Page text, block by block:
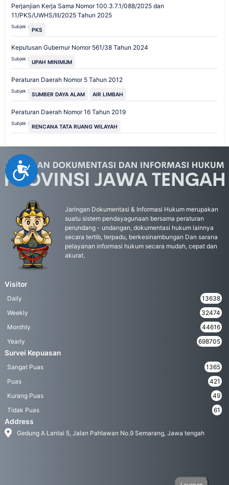
Accessibility
Perjanjian Kerja Sama Nomor 100.3.7.1/088/2025 dan
11/PKS/UWHS/III/2025 Tahun 2025
Subjek : PKS
Keputusan Gubernur Nomor 561/38 Tahun 2024
Subjek : UPAH MINIMUM
Peraturan Daerah Nomor 5 Tahun 2012
Subjek : SUMBER DAYA ALAM AIR LIMBAH
Peraturan Daerah Nomor 16 Tahun 2019
Subjek : RENCANA TATA RUANG WILAYAH
Jaringan Dokumentasi & Informasi Hukum merupakan
suatu sistem pendayagunaan bersama peraturan
perundang - undangan, dokumentasi hukum lainnya
secara tertib, terpadu, berkesinambungan Dan sarana
pelayanan informasi hukum secara mudah, cepat dan
akurat.
Visitor
Daily
13638
Weekly
32474
Monthly
44616
Yearly
698705
Survei Kepuasan
Sangat Puas
1365
Puas
421
Kurang Puas
49
Tidak Puas
61
Address
Gedung A Lantai 5, Jalan Pahlawan No.9 Semarang, Jawa tengah